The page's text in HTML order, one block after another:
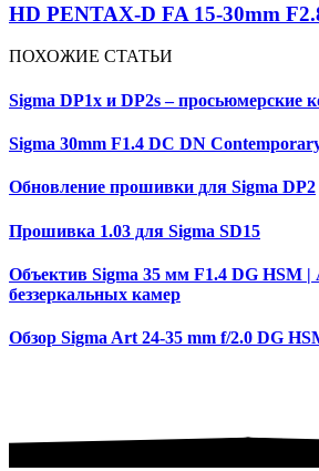
HD PENTAX-D FA 15-30mm
ПОХОЖИЕ СТАТЬИ
Sigma DP1x и DP2s – просьюмерские
Sigma 30mm F1.4 DC DN
Обновление прошивки для Sigma DP2
Прошивка 1.03 для Sigma SD15
Объектив Sigma 35 мм F1.4 DG HSM |
беззеркальных камер
Обзор Sigma Art 24-35 mm f/2.0 DG